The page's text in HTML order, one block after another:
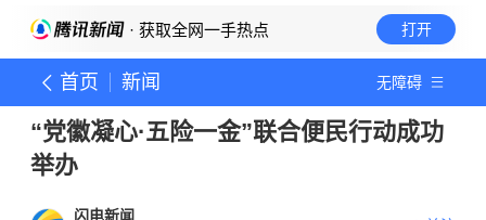
· 获取全网一手热点 打开
首页 新闻 无障碍
“党徽凝心·五险一金”联合便民行动成功
举办
闪电新闻